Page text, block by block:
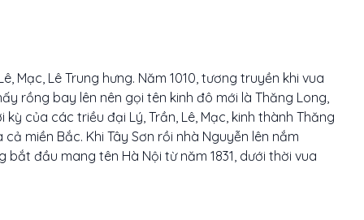
Mạc, Lê Trung hưng. Năm 1010, tương truyền khi vua
rồng bay lên nên gọi tên kinh đô mới là Thăng Long,
của các triều đại Lý, Trần, Lê, Mạc, kinh thành Thăng
miền Bắc. Khi Tây Sơn rồi nhà Nguyễn lên nắm
đầu mang tên Hà Nội từ năm 1831, dưới thời vua